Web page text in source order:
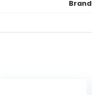
Brand